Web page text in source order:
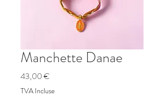
Manchette Danae
43,00 €
TVA Incluse